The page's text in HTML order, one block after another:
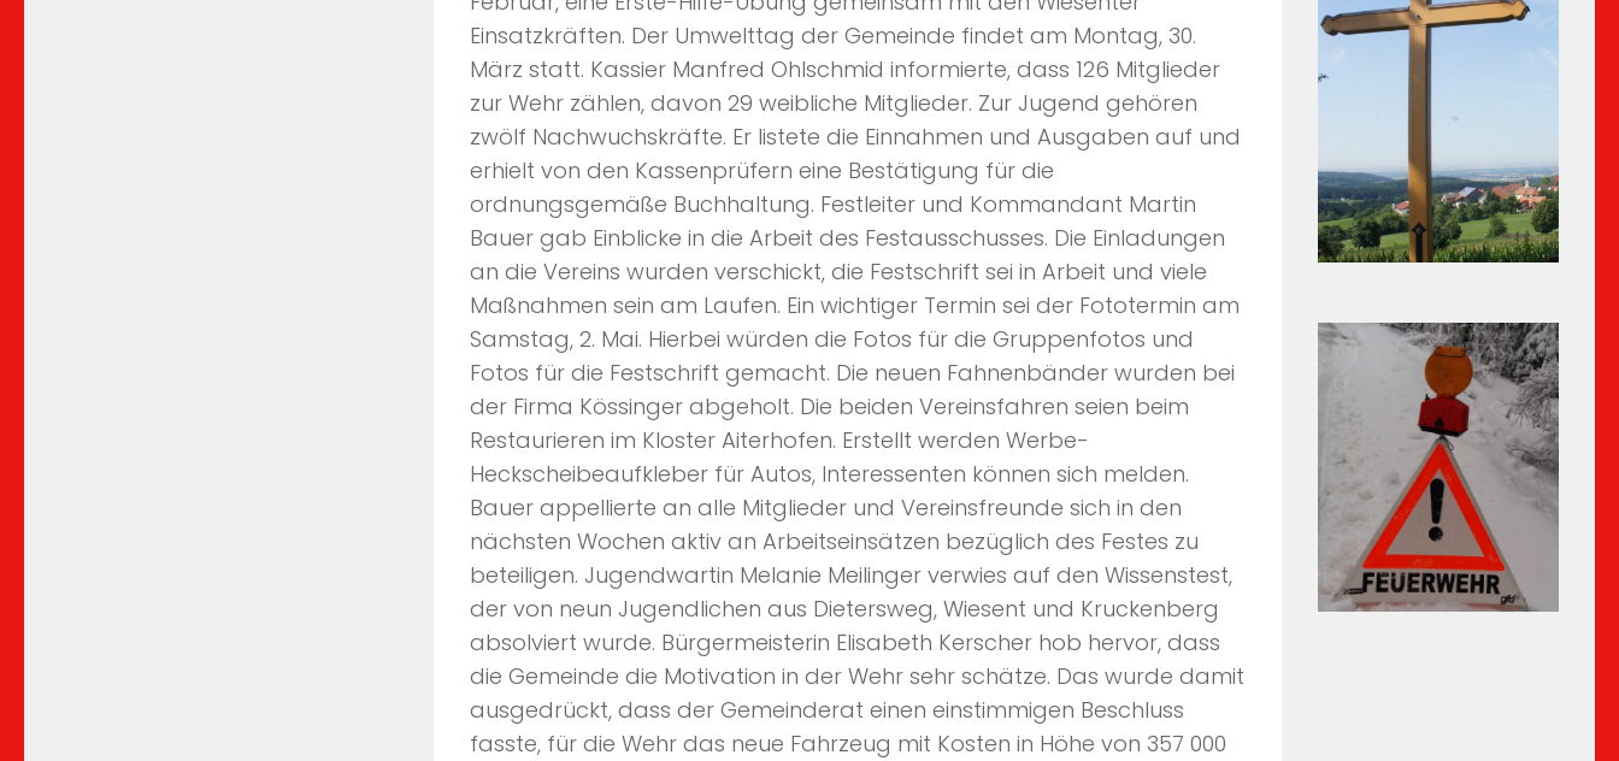
Einsatzkräften. Der Umwelttag der Gemeinde findet am Montag, 30.
März statt. Kassier Manfred Ohlschmid informierte, dass 126 Mitglieder
zur Wehr zählen, davon 29 weibliche Mitglieder. Zur Jugend gehören
zwölf Nachwuchskräfte. Er listete die Einnahmen und Ausgaben auf und
erhielt von den Kassenprüfern eine Bestätigung für die
ordnungsgemäße Buchhaltung. Festleiter und Kommandant Martin
Bauer gab Einblicke in die Arbeit des Festausschusses. Die Einladungen
an die Vereins wurden verschickt, die Festschrift sei in Arbeit und viele
Maßnahmen sein am Laufen. Ein wichtiger Termin sei der Fototermin am
Samstag, 2. Mai. Hierbei würden die Fotos für die Gruppenfotos und
Fotos für die Festschrift gemacht. Die neuen Fahnenbänder wurden bei
der Firma Kössinger abgeholt. Die beiden Vereinsfahren seien beim
Restaurieren im Kloster Aiterhofen. Erstellt werden Werbe-
Heckscheibeaufkleber für Autos, Interessenten können sich melden.
Bauer appellierte an alle Mitglieder und Vereinsfreunde sich in den
nächsten Wochen aktiv an Arbeitseinsätzen bezüglich des Festes zu
beteiligen. Jugendwartin Melanie Meilinger verwies auf den Wissenstest,
der von neun Jugendlichen aus Dietersweg, Wiesent und Kruckenberg
absolviert wurde. Bürgermeisterin Elisabeth Kerscher hob hervor, dass
die Gemeinde die Motivation in der Wehr sehr schätze. Das wurde damit
ausgedrückt, dass der Gemeinderat einen einstimmigen Beschluss
fasste, für die Wehr das neue Fahrzeug mit Kosten in Höhe von 357 000